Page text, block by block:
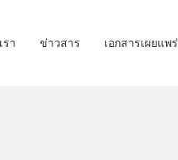
รา ข่าวสาร เอกสารเผยแพร่